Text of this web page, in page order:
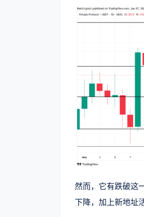
然而，它有跌破这
下降，加上新地址